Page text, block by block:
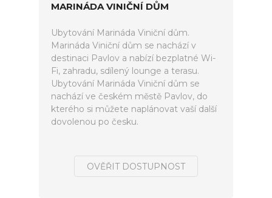
MARINÁDA VINIČNÍ DŮM
Ubytování Marináda Viniční dům.
Marináda Viniční dům se nachází v
destinaci Pavlov a nabízí bezplatné Wi-
Fi, zahradu, sdílený lounge a terasu.
Ubytování Marináda Viniční dům se
nachází ve českém městě Pavlov, do
kterého si můžete naplánovat vaší další
dovolenou po česku.
OVĚŘIT DOSTUPNOST